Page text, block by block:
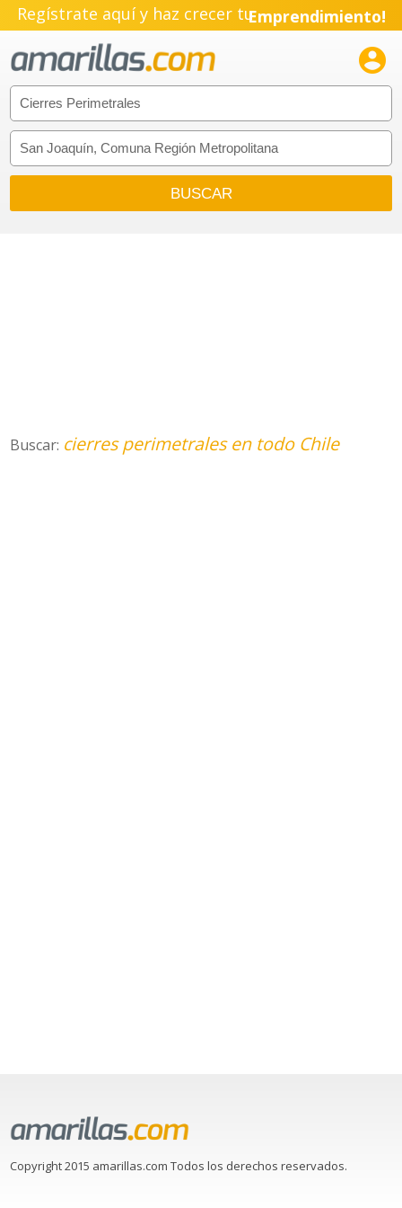
Regístrate aquí y haz crecer tuEmprendimiento!

Buscar: cierres perimetrales en todo Chile
Copyright 2015 amarillas.com Todos los derechos reservados.